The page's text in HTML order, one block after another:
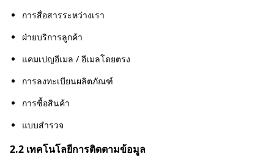
การสื่อสารระหว่างเรา
ฝ่ายบริการลูกค้า
แคมเปญอีเมล / อีเมลโดยตรง
การลงทะเบียนผลิตภัณฑ์
การซื้อสินค้า
แบบสำรวจ
2.2 เทคโนโลยีการติดตามข้อมูล